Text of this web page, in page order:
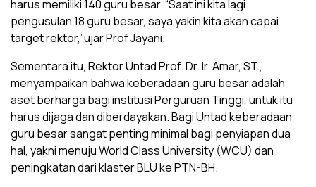
harus memiliki 140 guru besar. “Saat ini kita lagi
pengusulan 18 guru besar, saya yakin kita akan capai
target rektor,”ujar Prof Jayani.
Sementara itu, Rektor Untad Prof. Dr. Ir. Amar, ST.,
menyampaikan bahwa keberadaan guru besar adalah
aset berharga bagi institusi Perguruan Tinggi, untuk itu
harus dijaga dan diberdayakan. Bagi Untad keberadaan
guru besar sangat penting minimal bagi penyiapan dua
hal, yakni menuju World Class University (WCU) dan
peningkatan dari klaster BLU ke PTN-BH.